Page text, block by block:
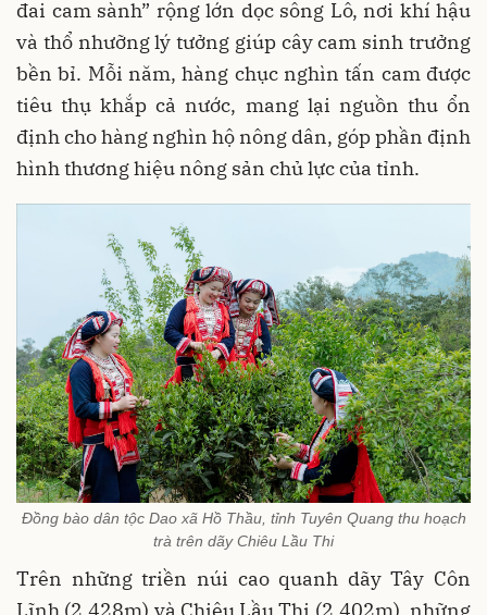
đai cam sành” rộng lớn dọc sông Lô, nơi khí hậu
và thổ nhưỡng lý tưởng giúp cây cam sinh trưởng
bền bỉ. Mỗi năm, hàng chục nghìn tấn cam được
tiêu thụ khắp cả nước, mang lại nguồn thu ổn
định cho hàng nghìn hộ nông dân, góp phần định
hình thương hiệu nông sản chủ lực của tỉnh.
Đồng bào dân tộc Dao xã Hồ Thầu, tỉnh Tuyên Quang thu hoạch
trà trên dãy Chiêu Lầu Thi
Trên những triền núi cao quanh dãy Tây Côn